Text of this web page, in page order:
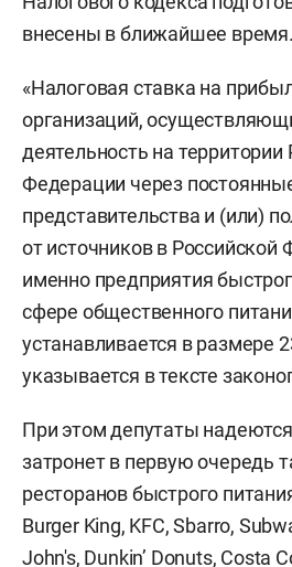
внесены в ближайшее время.
«Налоговая ставка на
организаций,
деятельность на территории
Федерации через
представительства и (или)
от источников в Российской
именно предприятия
сфере общественного
устанавливается в размере
указывается в тексте
При этом депутаты
затронет в первую очередь
ресторанов быстрого
Burger King, KFC, Sbarro,
John's, Dunkin’ Donuts, Costa